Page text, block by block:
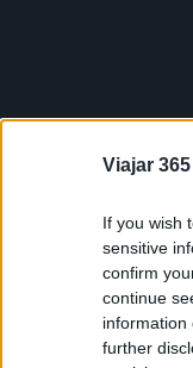
Viajar 365
If you wish
sensitive
confirm
continue
information
further